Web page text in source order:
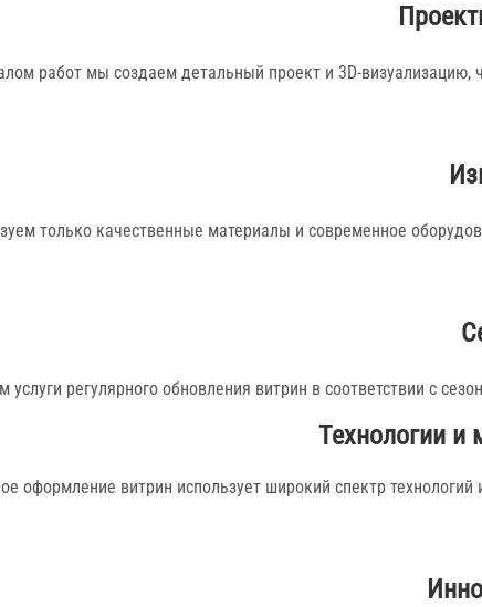
работ мы создаем детальный проект и 3D-
только качественные материалы и современное
услуги регулярного обновления витрин в соответствии с
Технологии и
оформление витрин использует широкий спектр